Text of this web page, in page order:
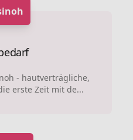
- hautverträgliche,
erste Zeit mit de...